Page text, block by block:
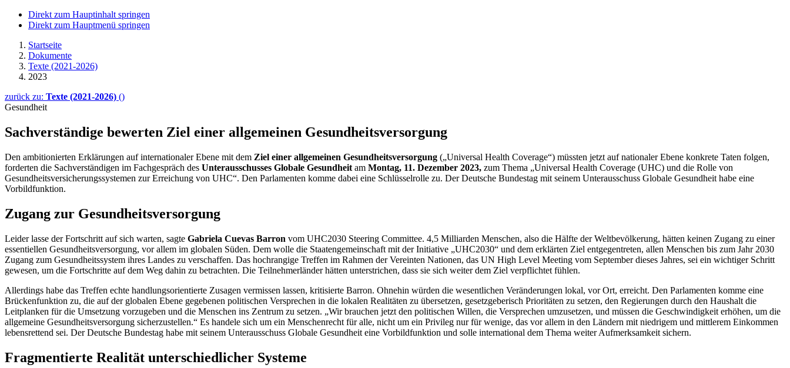
Direkt zum Hauptinhalt springen
Direkt zum Hauptmenü springen
Startseite
Dokumente
Texte (2021-2026)
2023
zurück zu: Texte (2021-2026) ()
Gesundheit
Sachverständige bewerten Ziel einer allgemeinen Gesundheitsversorgung
Den ambitionierten Erklärungen auf internationaler Ebene mit dem Ziel einer allgemeinen Gesundheitsversorgung („Universal Health Coverage“) müssten jetzt auf nationaler Ebene konkrete Taten folgen,
forderten die Sachverständigen im Fachgespräch des Unterausschusses Globale Gesundheit am Montag, 11. Dezember 2023, zum Thema „Universal Health Coverage (UHC) und die Rolle von
Gesundheitsversicherungssystemen zur Erreichung von UHC“. Den Parlamenten komme dabei eine Schlüsselrolle zu. Der Deutsche Bundestag mit seinem Unterausschuss Globale Gesundheit habe eine
Vorbildfunktion.
Zugang zur Gesundheitsversorgung
Leider lasse der Fortschritt auf sich warten, sagte Gabriela Cuevas Barron vom UHC2030 Steering Committee. 4,5 Milliarden Menschen, also die Hälfte der Weltbevölkerung, hätten keinen Zugang zu einer
essentiellen Gesundheitsversorgung, vor allem im globalen Süden. Dem wolle die Staatengemeinschaft mit der Initiative „UHC2030“ und dem erklärten Ziel entgegentreten, allen Menschen bis zum Jahr 2030
Zugang zum Gesundheitssystem ihres Landes zu verschaffen. Das hochrangige Treffen im Rahmen der Vereinten Nationen, das UN High Level Meeting vom September dieses Jahres, sei ein wichtiger Schritt
gewesen, um die Fortschritte auf dem Weg dahin zu betrachten. Die Teilnehmerländer hätten unterstrichen, dass sie sich weiter dem Ziel verpflichtet fühlen.
Allerdings habe das Treffen echte handlungsorientierte Zusagen vermissen lassen, kritisierte Barron. Ohnehin würden die wesentlichen Veränderungen lokal, vor Ort, erreicht. Den Parlamenten komme eine
Brückenfunktion zu, die auf der globalen Ebene gegebenen politischen Versprechen in die lokalen Realitäten zu übersetzen, gesetzgeberisch Prioritäten zu setzen, den Regierungen durch den Haushalt die
Leitplanken für die Umsetzung vorzugeben und die Menschen ins Zentrum zu setzen. „Wir brauchen jetzt den politischen Willen, die Versprechen umzusetzen, und müssen die Geschwindigkeit erhöhen, um die
allgemeine Gesundheitsversorgung sicherzustellen.“ Es handele sich um ein Menschenrecht für alle, nicht um ein Privileg nur für wenige, das vor allem in den Ländern mit niedrigem und mittlerem Einkommen
lebensrettend sei. Der Deutsche Bundestag habe mit seinem Unterausschuss Globale Gesundheit eine Vorbildfunktion und solle international dem Thema weiter Aufmerksamkeit sichern.
Fragmentierte Realität unterschiedlicher Systeme